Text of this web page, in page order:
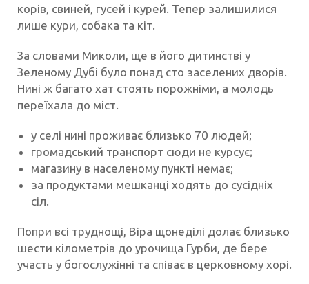
корів, свиней, гусей і курей. Тепер залишилися
лише кури, собака та кіт.
За словами Миколи, ще в його дитинстві у
Зеленому Дубі було понад сто заселених дворів.
Нині ж багато хат стоять порожніми, а молодь
переїхала до міст.
у селі нині проживає близько 70 людей;
громадський транспорт сюди не курсує;
магазину в населеному пункті немає;
за продуктами мешканці ходять до сусідніх
сіл.
Попри всі труднощі, Віра щонеділі долає близько
шести кілометрів до урочища Гурби, де бере
участь у богослужінні та співає в церковному хорі.